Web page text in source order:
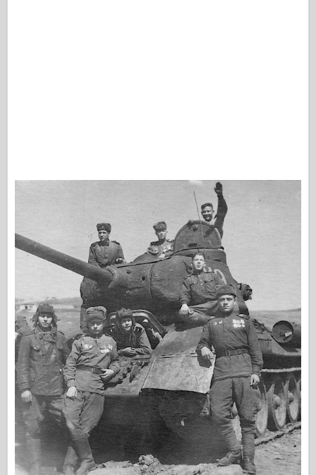
Модель АЗ
Черная собака
Бронко
Кибер-хобби
Днепромодель
Дракона
Эдуард
E.T. Модель
Тонкие формы
Силы доблести